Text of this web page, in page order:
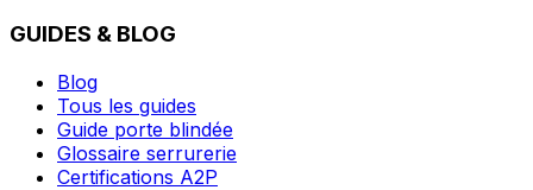
GUIDES & BLOG
Blog
Tous les guides
Guide porte blindée
Glossaire serrurerie
Certifications A2P